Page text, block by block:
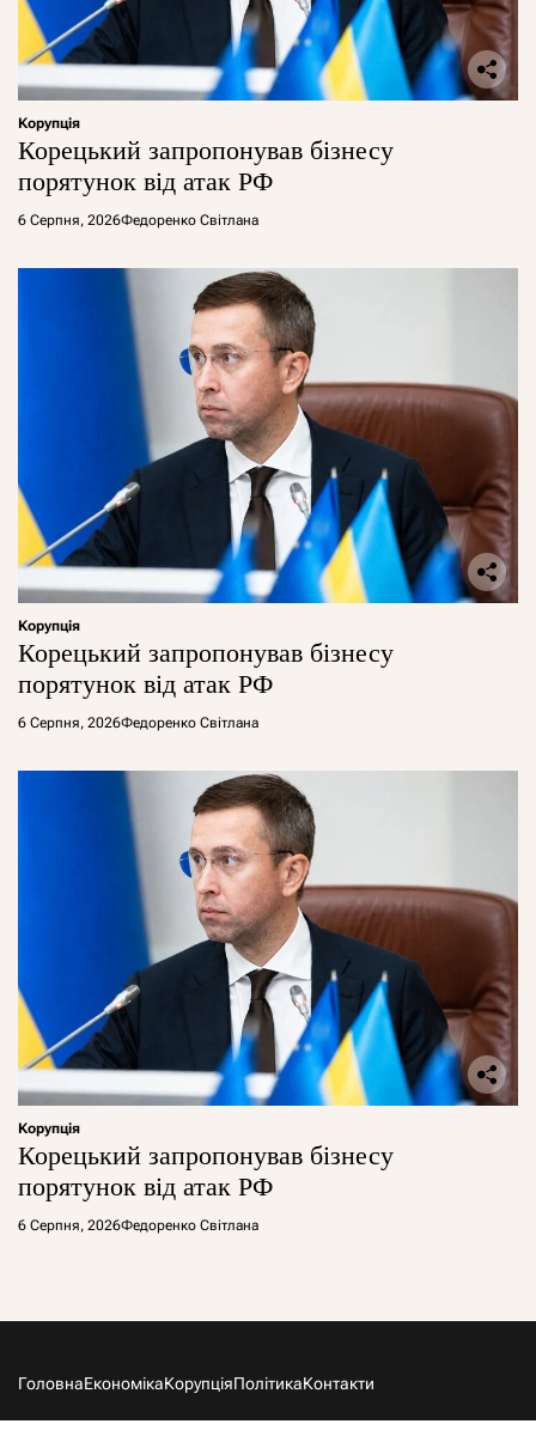
Корупція
Корецький запропонував бізнесу
порятунок від атак РФ
6 Серпня, 2026Федоренко Світлана
Корупція
Корецький запропонував бізнесу
порятунок від атак РФ
6 Серпня, 2026Федоренко Світлана
Корупція
Корецький запропонував бізнесу
порятунок від атак РФ
6 Серпня, 2026Федоренко Світлана
ГоловнаЕкономікаКорупціяПолітикаКонтакти